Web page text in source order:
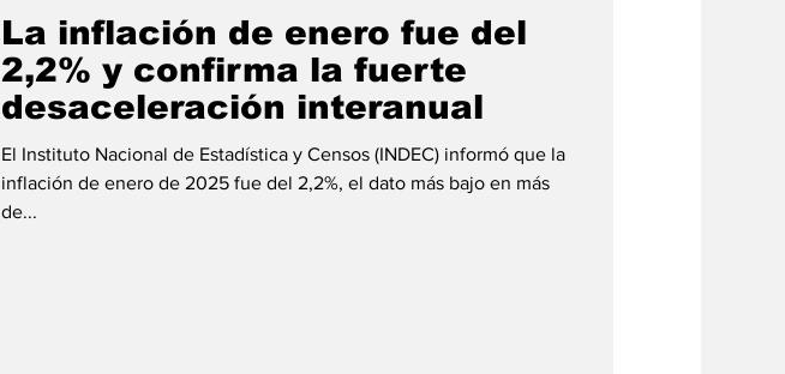
La inflación de enero fue del
2,2% y confirma la fuerte
desaceleración interanual
El Instituto Nacional de Estadística y Censos (INDEC) informó que la
inflación de enero de 2025 fue del 2,2%, el dato más bajo en más
de...